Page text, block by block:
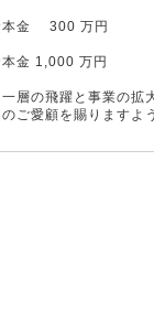
本金 300 万円
金 1,000 万円
層の飛躍と事業の拡
ご愛顧を賜りますよ